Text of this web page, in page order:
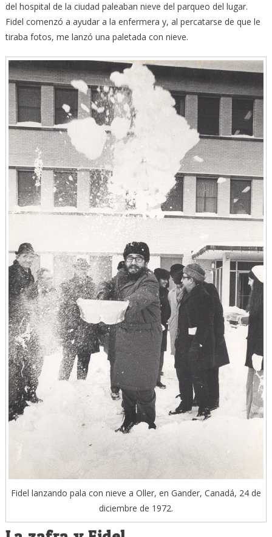
del hospital de la ciudad paleaban nieve del parqueo del lugar.
Fidel comenzó a ayudar a la enfermera y, al percatarse de que le
tiraba fotos, me lanzó una paletada con nieve.
Fidel lanzando pala con nieve a Oller, en Gander, Canadá, 24 de
diciembre de 1972.